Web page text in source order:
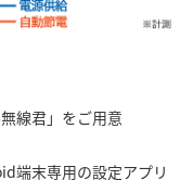
線君」をご用意
端末専用の設定アプリ